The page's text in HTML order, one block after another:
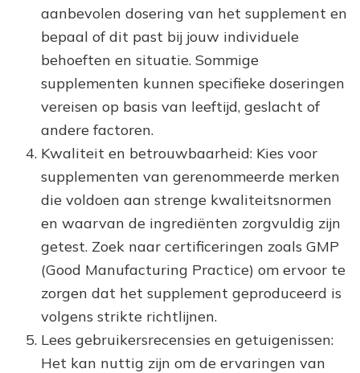
aanbevolen dosering van het supplement en
bepaal of dit past bij jouw individuele
behoeften en situatie. Sommige
supplementen kunnen specifieke doseringen
vereisen op basis van leeftijd, geslacht of
andere factoren.
Kwaliteit en betrouwbaarheid: Kies voor
supplementen van gerenommeerde merken
die voldoen aan strenge kwaliteitsnormen
en waarvan de ingrediënten zorgvuldig zijn
getest. Zoek naar certificeringen zoals GMP
(Good Manufacturing Practice) om ervoor te
zorgen dat het supplement geproduceerd is
volgens strikte richtlijnen.
Lees gebruikersrecensies en getuigenissen:
Het kan nuttig zijn om de ervaringen van